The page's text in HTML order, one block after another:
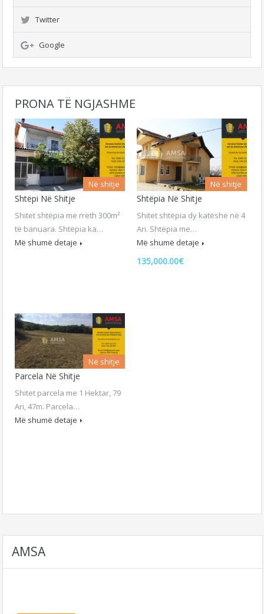
Twitter
Google
PRONA TË NGJASHME
Në shitje
Shtëpi Në Shitje
Shitet shtëpia me rreth 300m²
të banuara. Shtëpia ka…
Më shumë detaje
Në shitje
Shtëpia Në Shitje
Shitet shtëpia dy katëshe në 4
Ari. Shtëpia me…
Më shumë detaje
135,000.00€
Në shitje
Parcela Në Shitje
Shitet parcela me 1 Hektar, 79
Ari, 47m. Parcela…
Më shumë detaje
AMSA